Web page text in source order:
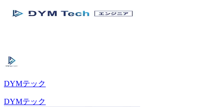
DYMテック
DYMテック